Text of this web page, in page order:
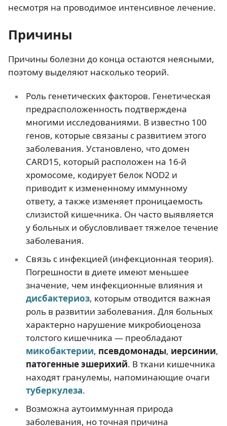
несмотря на проводимое интенсивное лечение.
Причины
Причины болезни до конца остаются неясными,
поэтому выделяют насколько теорий.
Роль генетических факторов. Генетическая
предрасположенность подтверждена
многими исследованиями. В известно 100
генов, которые связаны с развитием этого
заболевания. Установлено, что домен
CARD15, который расположен на 16-й
хромосоме, кодирует белок NOD2 и
приводит к измененному иммунному
ответу, а также изменяет проницаемость
слизистой кишечника. Он часто выявляется
у больных и обусловливает тяжелое течение
заболевания.
Связь с инфекцией (инфекционная теория).
Погрешности в диете имеют меньшее
значение, чем инфекционные влияния и
дисбактериоз, которым отводится важная
роль в развитии заболевания. Для больных
характерно нарушение микробиоценоза
толстого кишечника — преобладают
микобактерии, псевдомонады, иерсинии,
патогенные эшерихий. В ткани кишечника
находят гранулемы, напоминающие очаги
туберкулеза.
Возможна аутоиммунная природа
заболевания, но точная причина